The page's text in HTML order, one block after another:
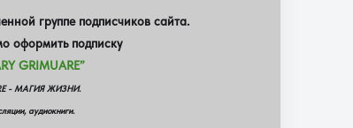
группе подписчиков сайта.
оформить подписку
GRIMUARE”
- МАГИЯ ЖИЗНИ.
аудиокниги.